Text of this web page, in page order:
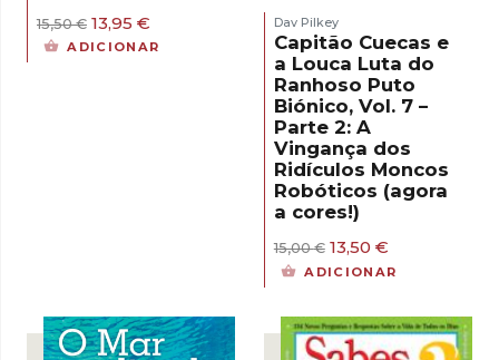
15,50€ O
preço
13,95 €
preço
ADICIONAR
Dav Pilkey
Capitão Cuecas e
a Louca Luta do
Ranhoso Puto
Biónico, Vol. 7 –
Parte 2: A
Vingança dos
Ridículos Moncos
Robóticos (agora
a cores!)
15,00€ O
preço
15,00 €.
13,50 €O
preço
13,50 €.
ADICIONAR